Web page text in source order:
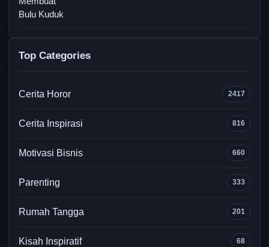
Top Categories
Cerita Horor 2417
Cerita Inspirasi 816
Motivasi Bisnis 660
Parenting 333
Rumah Tangga 201
Kisah Inspiratif 68